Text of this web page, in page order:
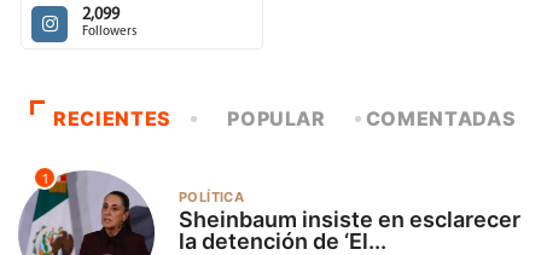
2,099
Followers
RECIENTES POPULAR COMENTADAS
1
POLÍTICA
Sheinbaum insiste en esclarecer
la detención de ‘El...